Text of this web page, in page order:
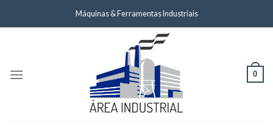
Máquinas & Ferramentas Industriais
0